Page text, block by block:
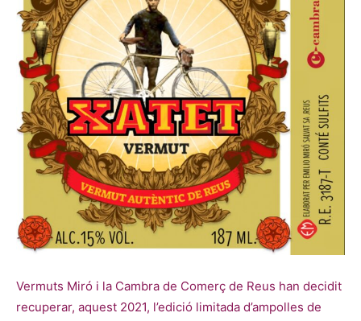
Vermuts Miró i la Cambra de Comerç de Reus han decidit
recuperar, aquest 2021, l’edició limitada d’ampolles de